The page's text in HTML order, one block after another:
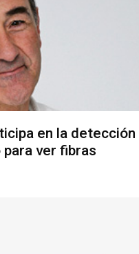
en la detección
ver fibras